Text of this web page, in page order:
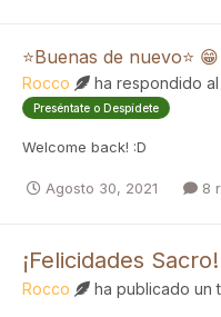
⭐Buenas de nuevo⭐ 😁
Rocco ha respondido
Preséntate o Despídete
Welcome back! :D
Agosto 30, 2021 8
¡Felicidades Sacro!
Rocco ha publicado un